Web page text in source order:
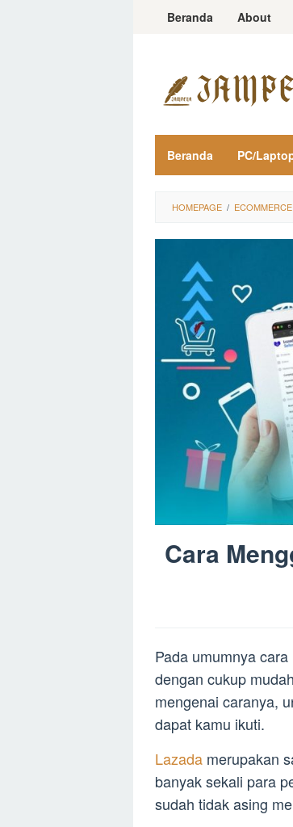
LoncatBeranda About
Beranda PC/
HOMEPAGE / ECOMMERCE
Cara
Pada umumnya
dengan cukup
mengenai caranya,
dapat kamu ikuti.
Lazada merupakan
banyak sekali para
sudah tidak asing